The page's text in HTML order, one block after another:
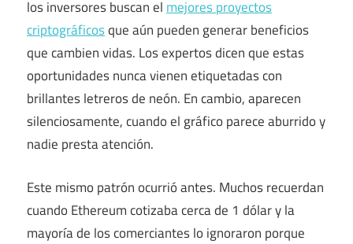
los inversores buscan el mejores proyectos
criptográficosque aún pueden generar beneficios
que cambien vidas. Los expertos dicen que estas
oportunidades nunca vienen etiquetadas con
brillantes letreros de neón. En cambio, aparecen
silenciosamente, cuando el gráfico parece aburrido y
nadie presta atención.
Este mismo patrón ocurrió antes. Muchos recuerdan
cuando Ethereum cotizaba cerca de 1 dólar y la
mayoría de los comerciantes lo ignoraron porque